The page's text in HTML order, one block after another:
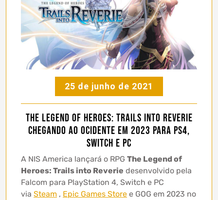
25 de junho de 2021
The Legend of Heroes: Trails into Reverie
chegando ao ocidente em 2023 para PS4,
Switch e PC
A NIS America lançará o RPG The Legend of
Heroes: Trails into Reverie desenvolvido pela
Falcom para PlayStation 4, Switch e PC
via Steam , Epic Games Store e GOG em 2023 no